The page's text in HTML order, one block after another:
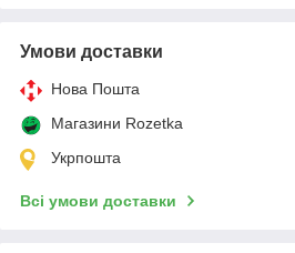
Умови доставки
Нова Пошта
Магазини Rozetka
Укрпошта
Всі умови доставки